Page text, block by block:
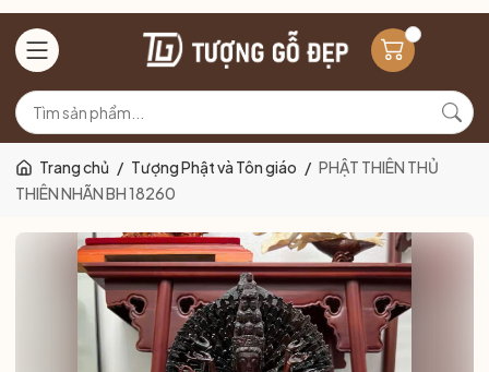
Trang chủ / Tượng Phật và Tôn giáo / PHẬT THIÊN THỦ
THIÊN NHÃN BH 18260